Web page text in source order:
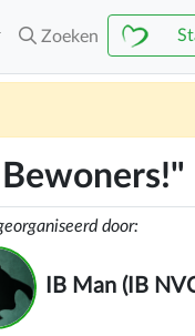
Zoeken
door:
IB Man (IB